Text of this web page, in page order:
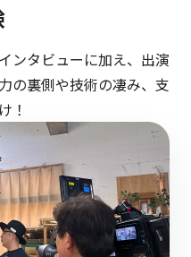
ンタビューに加え、出演
の裏側や技術の凄み、支
！